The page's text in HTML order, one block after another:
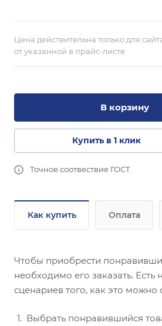
Цена действительна только для
от указанной в прайс-листе
В корзину
Купить в 1 клик
Точное соотвествие ГОСТ.
Как купить Оплата
Чтобы приобрести
необходимо его заказать. Есть
сценариев того, как это можно
Выбрать понравившийся